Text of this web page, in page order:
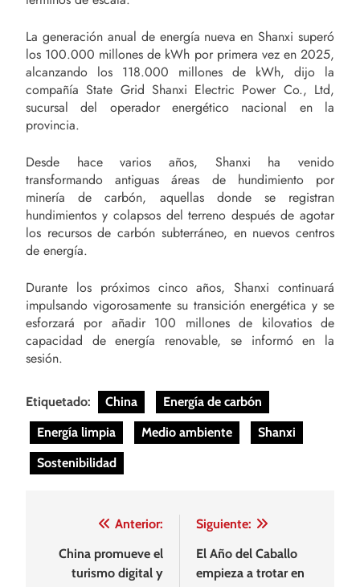
La generación anual de energía nueva en Shanxi superó
los 100.000 millones de kWh por primera vez en 2025,
alcanzando los 118.000 millones de kWh, dijo la
compañía State Grid Shanxi Electric Power Co., Ltd,
sucursal del operador energético nacional en la
provincia.
Desde hace varios años, Shanxi ha venido
transformando antiguas áreas de hundimiento por
minería de carbón, aquellas donde se registran
hundimientos y colapsos del terreno después de agotar
los recursos de carbón subterráneo, en nuevos centros
de energía.
Durante los próximos cinco años, Shanxi continuará
impulsando vigorosamente su transición energética y se
esforzará por añadir 100 millones de kilovatios de
capacidad de energía renovable, se informó en la
sesión.
Etiquetado: China
Energía de carbón
Energía limpia
Medio ambiente
Shanxi
Sostenibilidad
Navegación
de
Anterior:
China promueve el
turismo digital y
Siguiente:
El Año del Caballo
empieza a trotar en